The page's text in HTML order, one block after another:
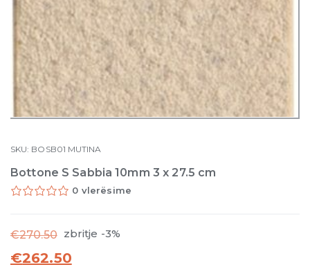
SKU: BOSB01 MUTINA
Bottone S Sabbia 10mm 3 x 27.5 cm
0 vlerësime
€270.50 zbritje -3%
€262.50